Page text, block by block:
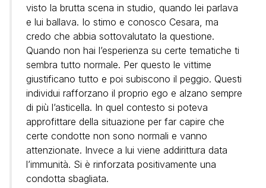
visto la brutta scena in studio, quando lei parlava
e lui ballava. Io stimo e conosco Cesara, ma
credo che abbia sottovalutato la questione.
Quando non hai l’esperienza su certe tematiche ti
sembra tutto normale. Per questo le vittime
giustificano tutto e poi subiscono il peggio. Questi
individui rafforzano il proprio ego e alzano sempre
di più l’asticella. In quel contesto si poteva
approfittare della situazione per far capire che
certe condotte non sono normali e vanno
attenzionate. Invece a lui viene addirittura data
l’immunità. Si è rinforzata positivamente una
condotta sbagliata.